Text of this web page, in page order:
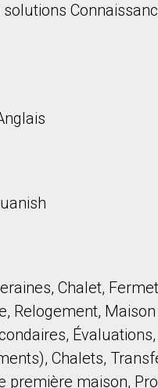
Chalet,
Relogement,
Chalets,
première maison,